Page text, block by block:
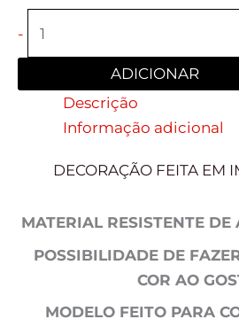
-
ADICIONAR
Descrição
Informação adicional
DECORAÇÃO FEITA EM
MATERIAL RESISTENTE
POSSIBILIDADE DE
COR AO
MODELO FEITO PARA